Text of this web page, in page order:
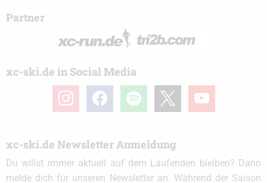
Partner
xc-ski.de in Social Media
instagramfacebook spotify youtube
xc-ski.de Newsletter Anmeldung
Du willst immer aktuell auf dem Laufenden bleiben? Dann
melde dich für unseren Newsletter an. Während der Saison